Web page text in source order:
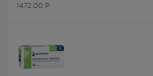
1472.00 Р